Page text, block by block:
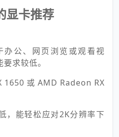
显卡推荐
办公、网页浏览或观看视
求较低。
1650 或 AMD Radeon RX
，能轻松应对2K分辨率下